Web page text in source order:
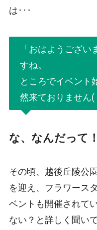
は･･･
「おはようござい
すね。
ところでイベント
然来ておりません(
な、なんだって
その頃、越後丘陵公
を迎え、フラワース
ベントも開催されて
ない？と詳しく聞い